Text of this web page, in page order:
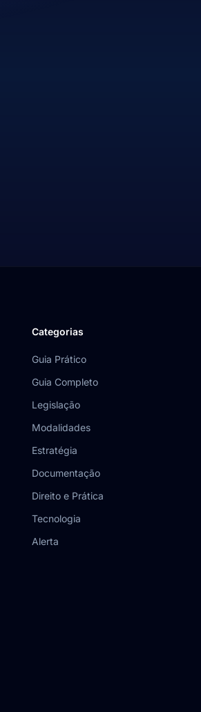
Categorias
Guia Prático
Guia Completo
Legislação
Modalidades
Estratégia
Documentação
Direito e Prática
Tecnologia
Alerta